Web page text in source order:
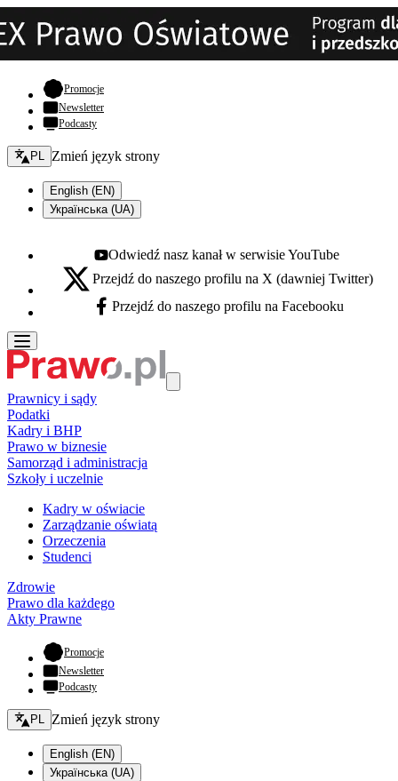
Promocje- otwiera się w nowej karcie
Newsletter
Podcasty
Zmień język - bieżący:
PL Zmień język strony
English (EN)
Українська (UA)
Youtube - otwiera się w nowej karcie
Odwiedź nasz kanał w serwisie YouTube
X - otwiera się w nowej karcie
Przejdź do naszego profilu na X (dawniej Twitter)
Facebook - otwiera się w nowej karcie
Przejdź do naszego profilu na Facebooku
Prawnicy i sądy
Podatki
Kadry i BHP
Prawo w biznesie
Samorząd i administracja
Szkoły i uczelnie
Kadry w oświacie
Zarządzanie oświatą
Orzeczenia
Studenci
Zdrowie
Prawo dla każdego
Akty Prawne
Promocje- otwiera się w nowej karcie
Newsletter
Podcasty
Zmień język - bieżący:
PL Zmień język strony
English (EN)
Українська (UA)